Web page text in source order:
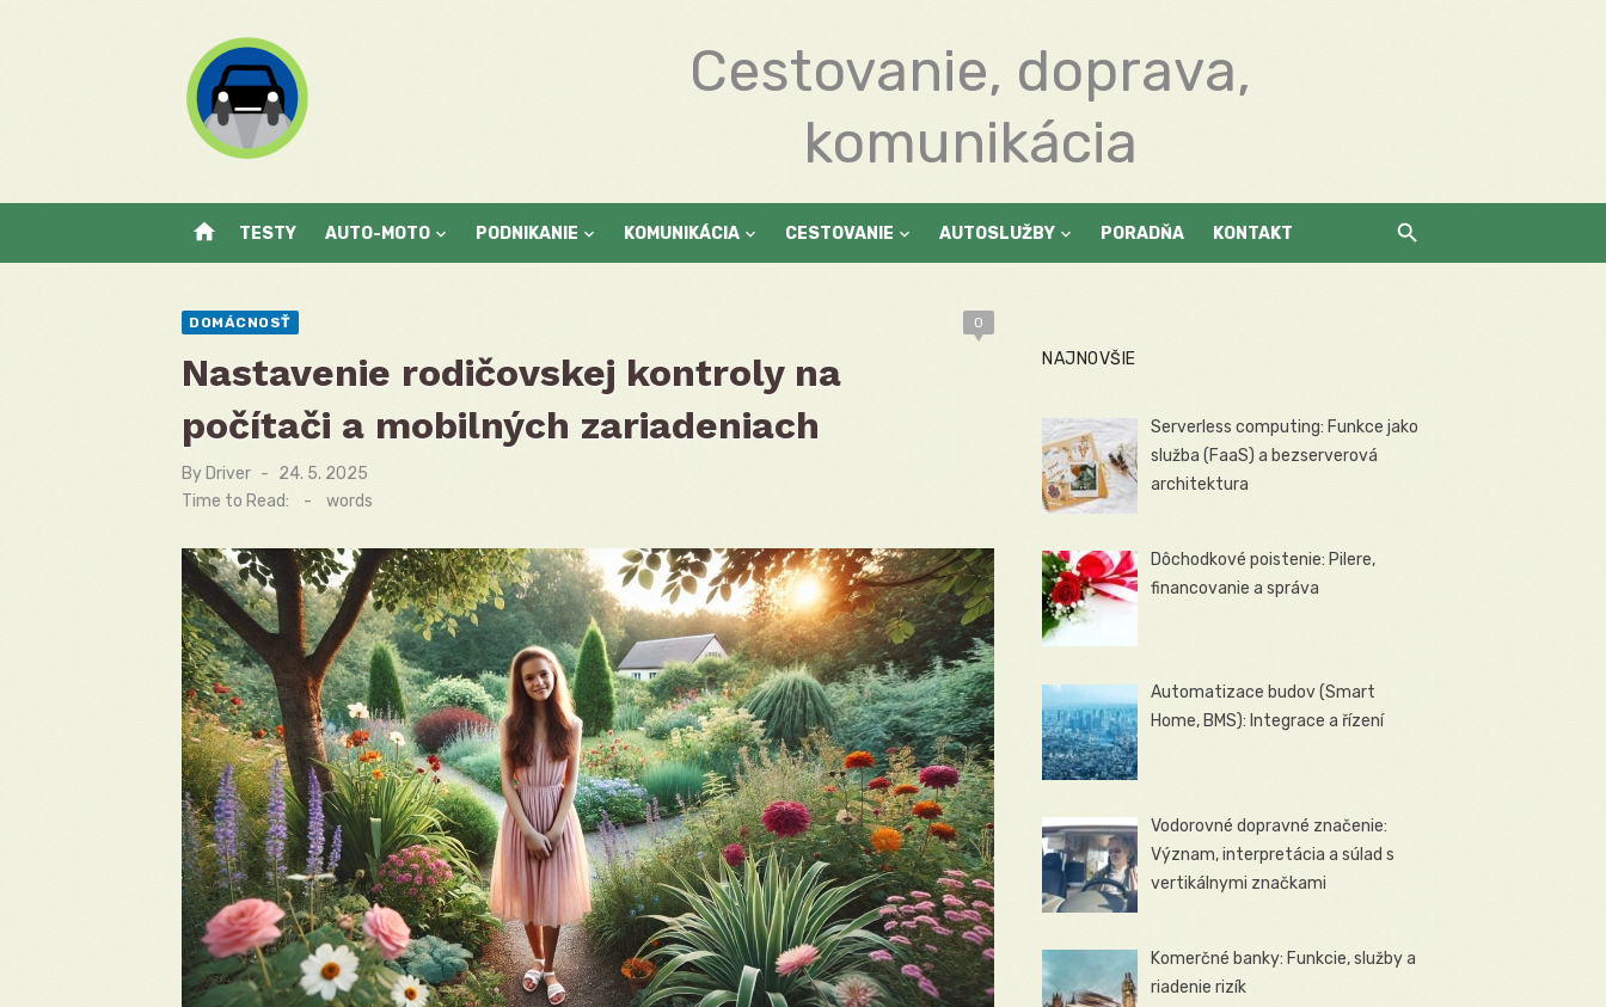
Cestovanie, doprava,
komunikácia
home TESTY AUTO-MOTO PODNIKANIE KOMUNIKÁCIA CESTOVANIE AUTOSLUŽBY PORADŇA KONTAKT
DOMÁCNOSŤ 0
Nastavenie rodičovskej kontroly na
počítači a mobilných zariadeniach
By Driver
Posted
on
24. 5. 2025
Time to Read:
- words
NAJNOVŠIE
Serverless computing: Funkce jako
služba (FaaS) a bezserverová
architektura
Dôchodkové poistenie: Pilere,
financovanie a správa
Automatizace budov (Smart
Home, BMS): Integrace a řízení
Vodorovné dopravné značenie:
Význam, interpretácia a súlad s
vertikálnymi značkami
Komerčné banky: Funkcie, služby a
riadenie rizík